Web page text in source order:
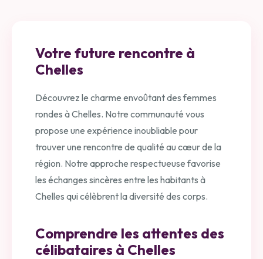
Votre future rencontre à
Chelles
Découvrez le charme envoûtant des femmes
rondes à Chelles. Notre communauté vous
propose une expérience inoubliable pour
trouver une rencontre de qualité au cœur de la
région. Notre approche respectueuse favorise
les échanges sincères entre les habitants à
Chelles qui célèbrent la diversité des corps.
Comprendre les attentes des
célibataires à Chelles